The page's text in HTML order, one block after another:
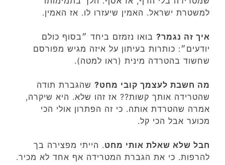
למשטרת ישראל. האמין שיעזרו לו. אז האמין.
איך זה נגמר? בואו נזמזם ביחד ״בסוף כולם
יודעים״: כותרות בעיתון על איזה מגיש מפורסם
שחשוד בהטרדה מינית (ראו למטה).
מה חשבת לעצמך קובי מחט? שהגברת תודה
שהטרידה אותך קשות?? אז זהו שלא. היא שיקרה,
אמרה שהטרדת אותה. כי זה הפתרון אולי הכי
מכוער אבל הכי קל.
חבל שלא שאלת אותי מחט. הייתי מפצירה בך
להרפות. כי את הגברת המטרידה אף אחד לא מכיר.